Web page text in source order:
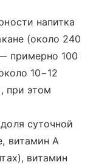
напитка
(около 240
примерно 100
10−12
при этом
суточной
витамин A
витамин